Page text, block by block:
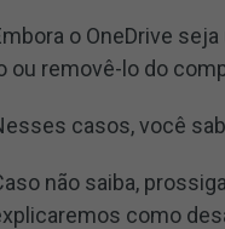
o OneDrive
ou removê-lo do
casos, você
não saiba,
como